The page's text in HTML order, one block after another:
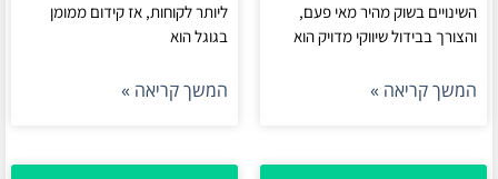
השינויים בשוק מהיר מאי פעם,
והצורך בבידול שיווקי מדויק הוא
המשך קריאה »
ליותר לקוחות, אז קידום ממומן
בגוגל הוא
המשך קריאה »